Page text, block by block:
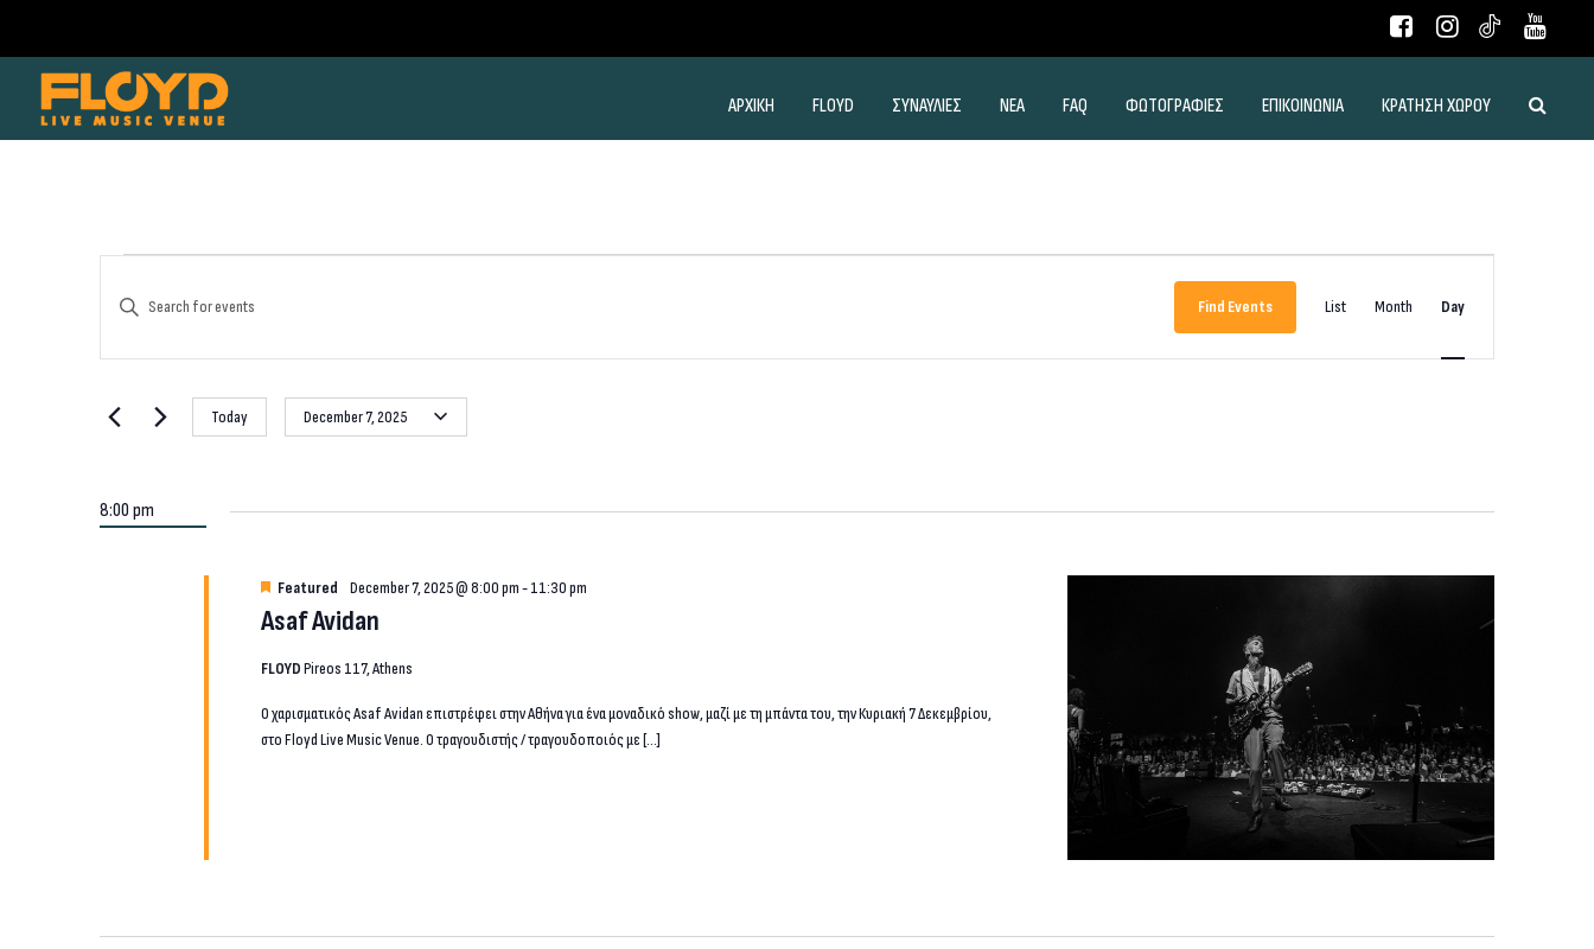
ΑΡΧΙΚΗ FLOYD ΣΥΝΑΥΛΙΕΣ ΝΕΑ FAQ ΦΩΤΟΓΡΑΦΙΕΣ ΕΠΙΚΟΙΝΩΝΙΑ ΚΡΑΤΗΣΗ ΧΩΡΟΥ
Events
for
December
7,
Events
Search
and
Navigation
Keyword.
by
Find Events
Views
Navigation
List Month Day
Today December 7, 2025
8:00 pm
Asaf Avidan
Featured December 7, 2025 @ 8:00 pm-11:30 pm
FLOYDPireos 117, Athens
Ο χαρισματικός Asaf Avidan επιστρέφει στην Αθήνα για ένα μοναδικό show, μαζί με τη μπάντα του, την Κυριακή 7 Δεκεμβρίου,
στο Floyd Live Music Venue. Ο τραγουδιστής / τραγουδοποιός με […]